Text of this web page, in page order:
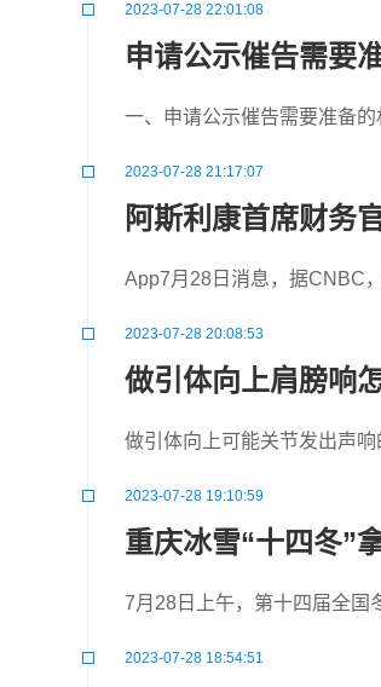
2023-07-28 22:01:08
申请公示催告需要
一、申请公示催告需要准备
2023-07-28 21:17:07
阿斯利康首席财务
App7月28日消息，据CNBC
2023-07-28 20:08:53
做引体向上肩膀响
做引体向上可能关节发出声
2023-07-28 19:10:59
重庆冰雪“十四冬”
7月28日上午，第十四届全国
2023-07-28 18:54:51